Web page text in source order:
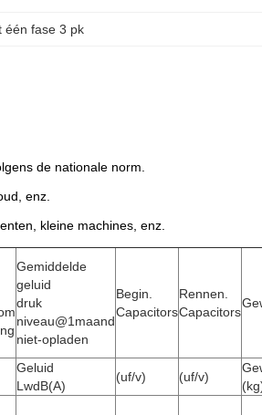
één fase 3 pk
de nationale norm.
enz.
kleine machines, enz.
Gemiddelde
geluid
druk
niveau@1maand
niet-opladen
Begin.
Capacitors
Rennen.
Capacitors
Geluid
LwdB(A)
(uf/v) (uf/v)